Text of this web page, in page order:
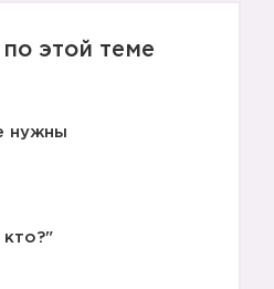
этой теме
нужны
кто?"